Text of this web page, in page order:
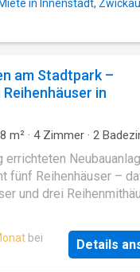
Das
zwei bis drei individuell
als Schlaf-, Kinder-,
stehen
direkt an den
befinden
Hauszugang sowie
in Innenstadt, Zwickau
am Stadtpark –
in
m² · 4Zimmer · 2
fünf Reihenhäuser –
und drei
sich jeweils über
beträgt 12,00 €/m²
erwarten Sie
bei
Details